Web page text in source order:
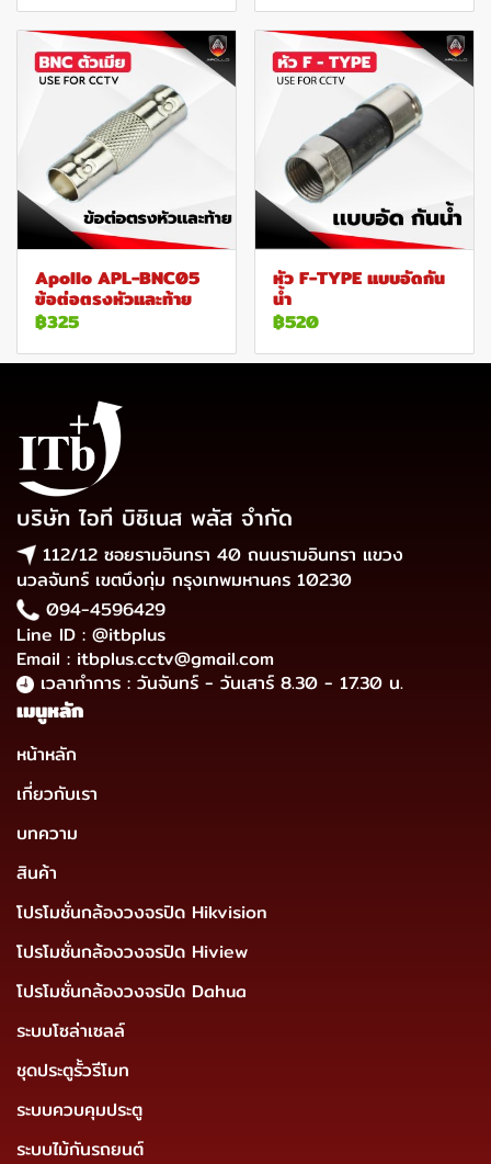
Apollo APL-BNC05
ข้อต่อตรงหัวและท้าย
฿325
หัว F-TYPE แบบอัดกัน
น้ำ
฿520
บริษัท ไอที บิซิเนส พลัส จำกัด
112/12 ซอยรามอินทรา 40 ถนนรามอินทรา แขวง
นวลจันทร์ เขตบึงกุ่ม กรุงเทพมหานคร 10230
094-4596429
Line ID : @itbplus
Email : itbplus.cctv@gmail.com
เวลาทำการ : วันจันทร์ - วันเสาร์ 8.30 - 17.30 น.
เมนูหลัก
หน้าหลัก
เกี่ยวกับเรา
บทความ
สินค้า
โปรโมชั่นกล้องวงจรปิด Hikvision
โปรโมชั่นกล้องวงจรปิด Hiview
โปรโมชั่นกล้องวงจรปิด Dahua
ระบบโซล่าเซลล์
ชุดประตูรั้วรีโมท
ระบบควบคุมประตู
ระบบไม้กันรถยนต์